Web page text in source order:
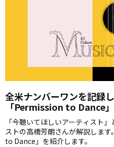
全米ナンバーワンを記録
「Permission to Dance」
「今聴いてほしいアーティスト
ストの高橋芳朗さんが解説しま
to Dance」を紹介します。